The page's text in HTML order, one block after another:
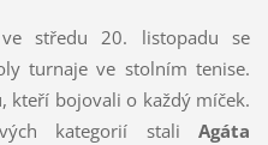
středu 20. listopadu se
turnaje ve stolním tenise.
kteří bojovali o každý míček.
kategorií staliAgáta